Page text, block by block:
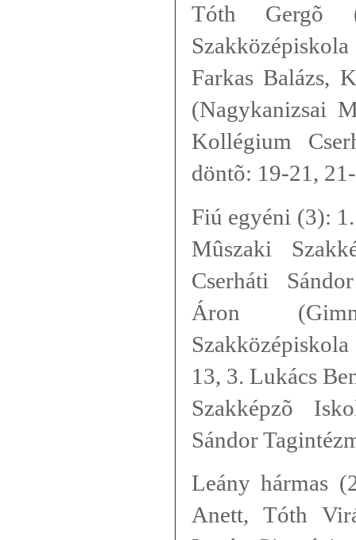
Tóth Gergõ
Farkas Balázs,
(Nagykanizsai
Kollégium
döntõ: 19-21,
Fiú egyéni (3):
Mûszaki
Cserháti
Áron (
13, 3. Lukács
Szakképzõ
Sándor
Leány hármas
Anett, Tóth